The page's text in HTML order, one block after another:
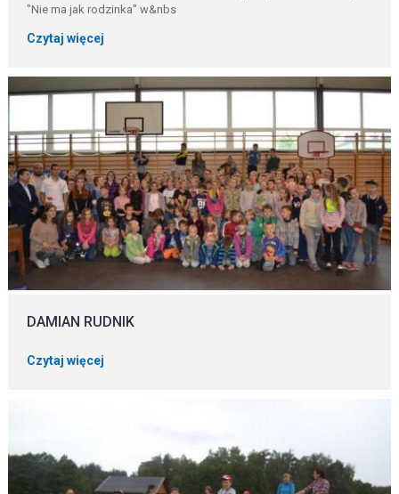
"Nie ma jak rodzinka" w&nbs
Czytaj więcej
DAMIAN RUDNIK
Czytaj więcej